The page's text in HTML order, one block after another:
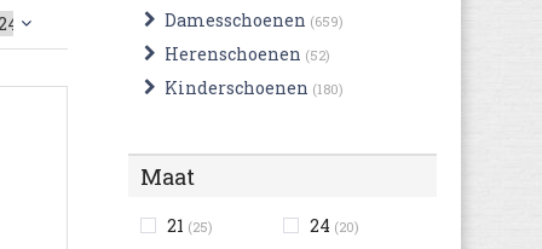
Damesschoenen (659)
Herenschoenen (52)
Kinderschoenen (180)
Maat
21 (25) 24 (20)